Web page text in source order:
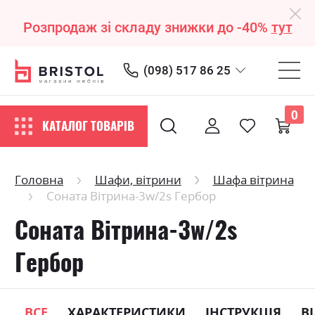
Розпродаж зі складу знижки до -40% тут
(098) 517 86 25
КАТАЛОГ ТОВАРІВ
0
Головна Шафи, вітрини
Шафа вітрина
Соната Вітрина-3w/2s Гербор
Соната Вітрина-3w/2s
Гербор